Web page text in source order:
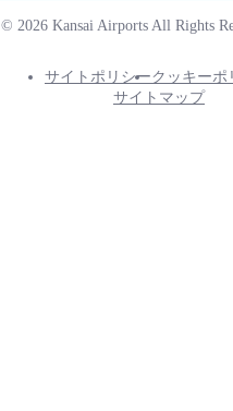
© 2026 Kansai Airports All Rights
サイトポリシークッキーポ
サイトマップ